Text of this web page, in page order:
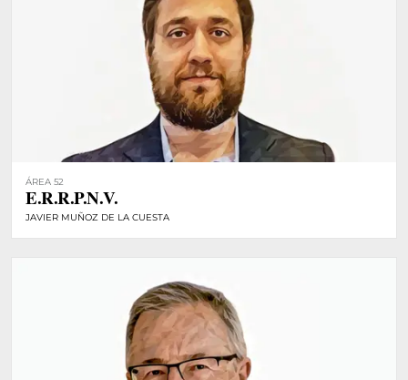
ÁREA 52
E.R.R.P.N.V.
JAVIER MUÑOZ DE LA CUESTA